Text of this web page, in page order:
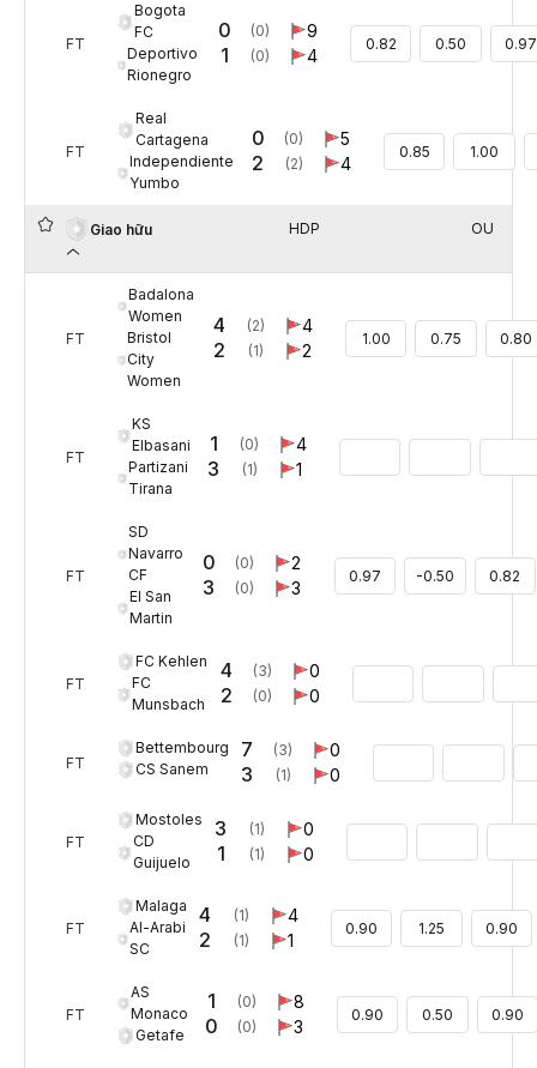
FT
Bogota
FC
Deportivo
Rionegro
0
1
(0)
(0)
9
4
0.82 0.50 0.97
FT
Real
Cartagena
Independiente
Yumbo
0
2
(0)
(2)
5
4
0.85 1.00
Giao hữu HDP OU
FT
Badalona
Women
Bristol
City
Women
4
2
(2)
(1)
4
2
1.00 0.75 0.80
FT
KS
Elbasani
Partizani
Tirana
1
3
(0)
(1)
4
1
FT
SD
Navarro
CF
EI San
Martin
0
3
(0)
(0)
2
3
0.97 -0.50 0.82
FT
FC Kehlen
FC
Munsbach
4
2
(3)
(0)
0
0
FT
Bettembourg
CS Sanem
7
3
(3)
(1)
0
0
FT
Mostoles
CD
Guijuelo
3
1
(1)
(1)
0
0
FT
Malaga
Al-Arabi
SC
4
2
(1)
(1)
4
1
0.90 1.25 0.90
FT
AS
Monaco
Getafe
1
0
(0)
(0)
8
3
0.90 0.50 0.90